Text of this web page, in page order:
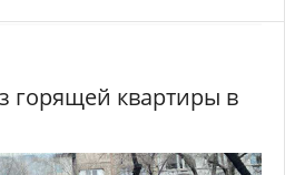
горящей квартиры в